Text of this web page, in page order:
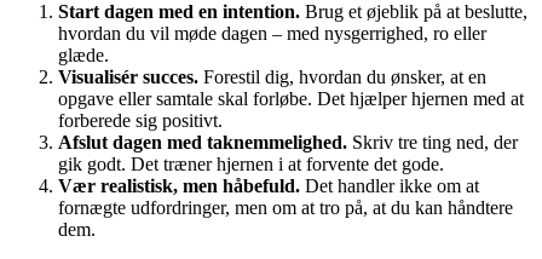
Start dagen med en intention. Brug et øjeblik på at beslutte,
hvordan du vil møde dagen – med nysgerrighed, ro eller
glæde.
Visualisér succes. Forestil dig, hvordan du ønsker, at en
opgave eller samtale skal forløbe. Det hjælper hjernen med at
forberede sig positivt.
Afslut dagen med taknemmelighed. Skriv tre ting ned, der
gik godt. Det træner hjernen i at forvente det gode.
Vær realistisk, men håbefuld. Det handler ikke om at
fornægte udfordringer, men om at tro på, at du kan håndtere
dem.